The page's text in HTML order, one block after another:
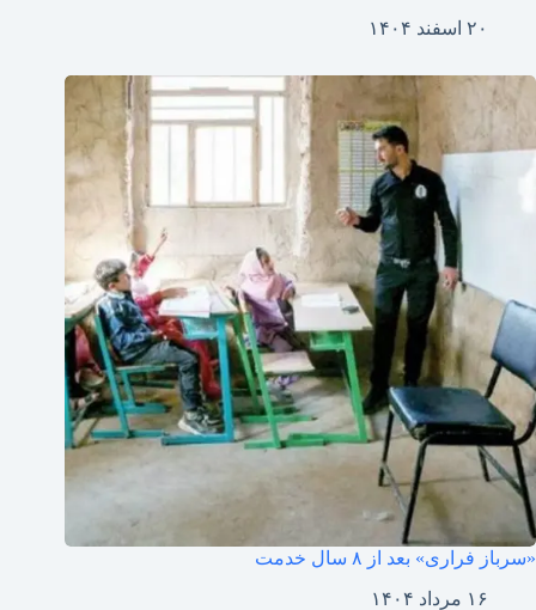
۲۰ اسفند ۱۴۰۴
«سرباز فراری» بعد از ۸ سال خدمت
۱۶ مرداد ۱۴۰۴